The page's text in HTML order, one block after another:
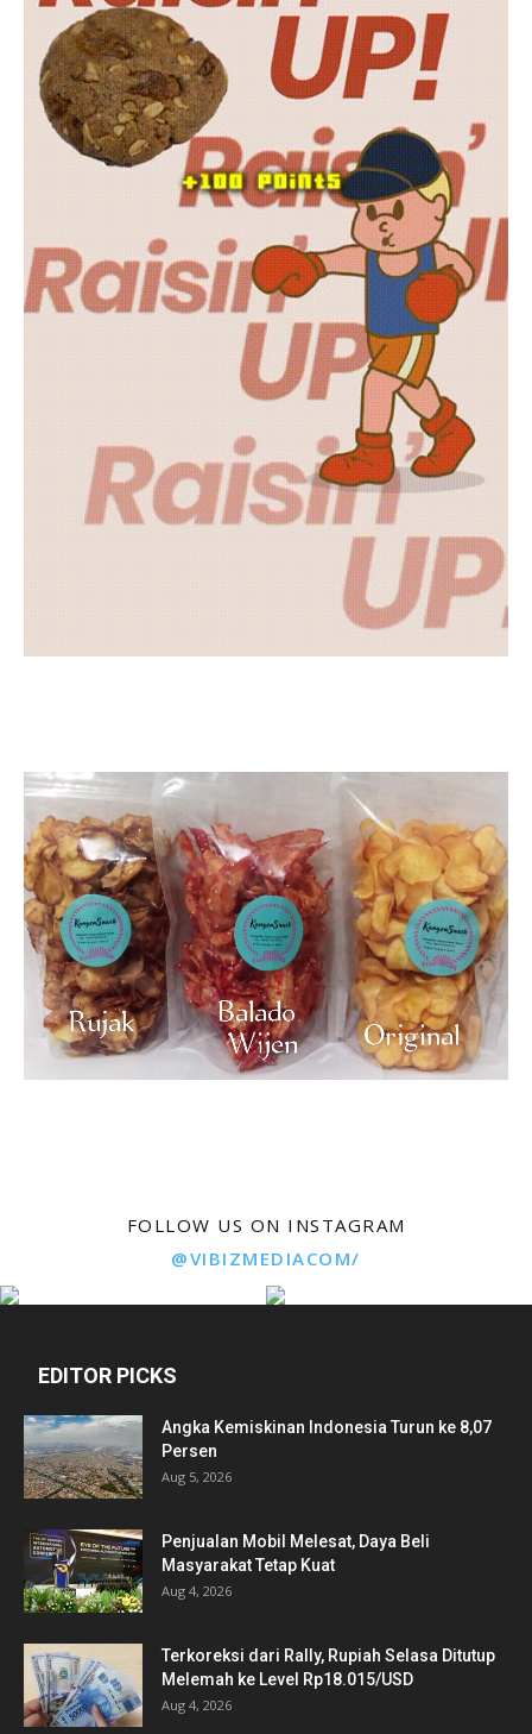
FOLLOW US ON INSTAGRAM
@VIBIZMEDIACOM/
EDITOR PICKS
Angka Kemiskinan Indonesia Turun ke 8,07
Persen
Aug 5, 2026
Penjualan Mobil Melesat, Daya Beli
Masyarakat Tetap Kuat
Aug 4, 2026
Terkoreksi dari Rally, Rupiah Selasa Ditutup
Melemah ke Level Rp18.015/USD
Aug 4, 2026